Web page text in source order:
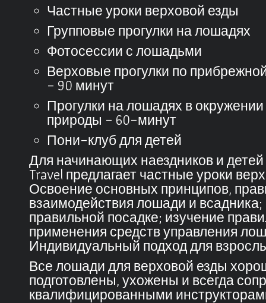
Частные уроки верховой езды
Групповые прогулки на лошадях
Фотосессии с лошадьми
Верховые прогулки по
- 90 минут
Прогулки на лошадях в
природы - 60-минут
Пони-клуб для детей
Для начинающих наездников и детей
Travel предлагает частные уроки
Освоение основных принципов,
взаимодействия лошади и всадника;
правильной посадке; изучение
применения средств управления
Индивидуальный подход для
Все лошади для верховой езды
подготовлены, ухожены и всегда
квалифицированными